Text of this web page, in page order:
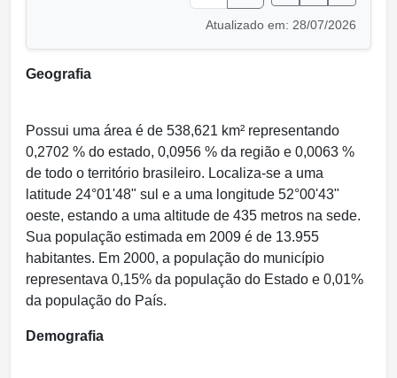
Atualizado em: 28/07/2026
Geografia
Possui uma área é de 538,621 km² representando
0,2702 % do estado, 0,0956 % da região e 0,0063 %
de todo o território brasileiro. Localiza-se a uma
latitude 24°01'48" sul e a uma longitude 52°00'43"
oeste, estando a uma altitude de 435 metros na sede.
Sua população estimada em 2009 é de 13.955
habitantes. Em 2000, a população do município
representava 0,15% da população do Estado e 0,01%
da população do País.
Demografia